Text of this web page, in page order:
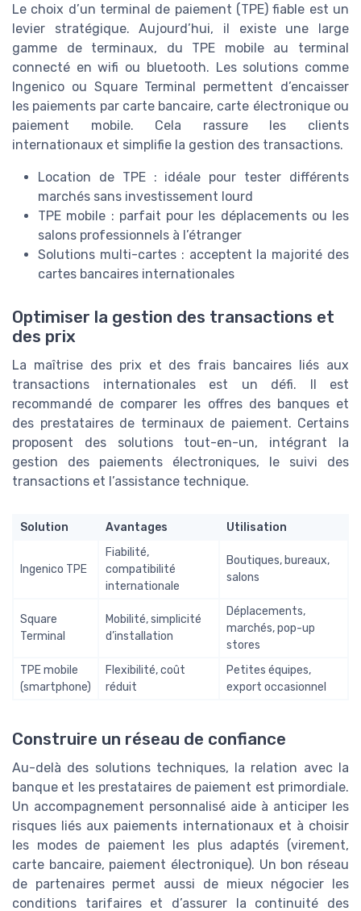
Le choix d’un terminal de paiement (TPE) fiable est un
levier stratégique. Aujourd’hui, il existe une large
gamme de terminaux, du TPE mobile au terminal
connecté en wifi ou bluetooth. Les solutions comme
Ingenico ou Square Terminal permettent d’encaisser
les paiements par carte bancaire, carte électronique ou
paiement mobile. Cela rassure les clients
internationaux et simplifie la gestion des transactions.
Location de TPE : idéale pour tester différents
marchés sans investissement lourd
TPE mobile : parfait pour les déplacements ou les
salons professionnels à l’étranger
Solutions multi-cartes : acceptent la majorité des
cartes bancaires internationales
Optimiser la gestion des transactions et
des prix
La maîtrise des prix et des frais bancaires liés aux
transactions internationales est un défi. Il est
recommandé de comparer les offres des banques et
des prestataires de terminaux de paiement. Certains
proposent des solutions tout-en-un, intégrant la
gestion des paiements électroniques, le suivi des
transactions et l’assistance technique.
Solution Avantages Utilisation
Ingenico TPE
Fiabilité,
compatibilité
internationale
Boutiques, bureaux,
salons
Square
Terminal
Mobilité, simplicité
d’installation
Déplacements,
marchés, pop-up
stores
TPE mobile
(smartphone)
Flexibilité, coût
réduit
Petites équipes,
export occasionnel
Construire un réseau de confiance
Au-delà des solutions techniques, la relation avec la
banque et les prestataires de paiement est primordiale.
Un accompagnement personnalisé aide à anticiper les
risques liés aux paiements internationaux et à choisir
les modes de paiement les plus adaptés (virement,
carte bancaire, paiement électronique). Un bon réseau
de partenaires permet aussi de mieux négocier les
conditions tarifaires et d’assurer la continuité des